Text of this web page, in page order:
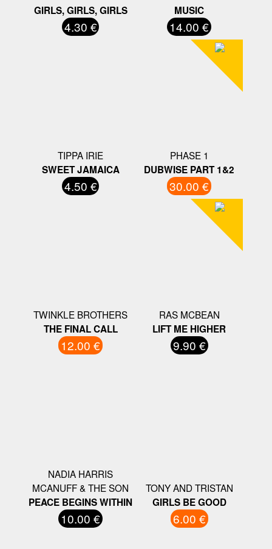
GIRLS, GIRLS, GIRLS
4.30 €
MUSIC
14.00 €
TIPPA IRIE
SWEET JAMAICA
4.50 €
PHASE 1
DUBWISE PART 1&2
30.00 €
TWINKLE BROTHERS
THE FINAL CALL
12.00 €
RAS MCBEAN
LIFT ME HIGHER
9.90 €
NADIA HARRIS
MCANUFF & THE SON
PEACE BEGINS WITHIN
10.00 €
TONY AND TRISTAN
GIRLS BE GOOD
6.00 €